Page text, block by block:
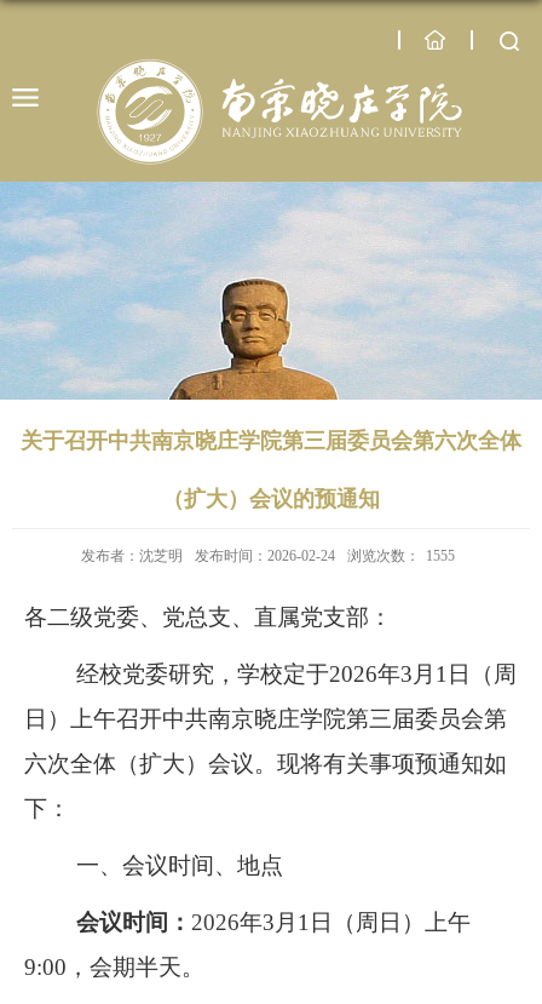
关于召开中共南京晓庄学院第三届委员会第六次全体
（扩大）会议的预通知
发布者：沈芝明 发布时间：2026-02-24 浏览次数： 1555
各二级党委、党总支、直属党支部：
经校党委研究，学校定于2026年3 月 1 日（周
日）上午召开中共南京晓庄学院第三届委员会第
六次全体（扩大）会议。现将有关事项预通知如
下：
一、会议时间、地点
会议时间： 2026年3 月 1 日（周日）
上午
9:00 ，会期半天。